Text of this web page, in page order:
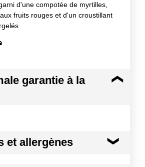
d'une compotée de myrtilles,
fruits rouges et d'un croustillant
garantie à la
et allergènes